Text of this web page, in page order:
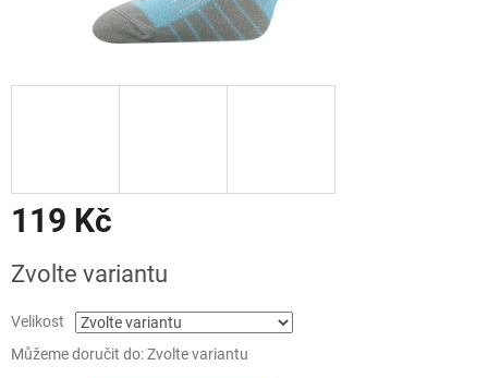
119 Kč
cena:
Zvolte variantu
Velikost
Můžeme doručit do:Zvolte variantu